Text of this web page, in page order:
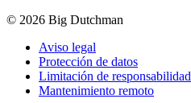
© 2026 Big Dutchman
Aviso legal
Protección de datos
Limitación de responsabilidad
Mantenimiento remoto